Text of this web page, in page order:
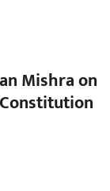
Mishra on